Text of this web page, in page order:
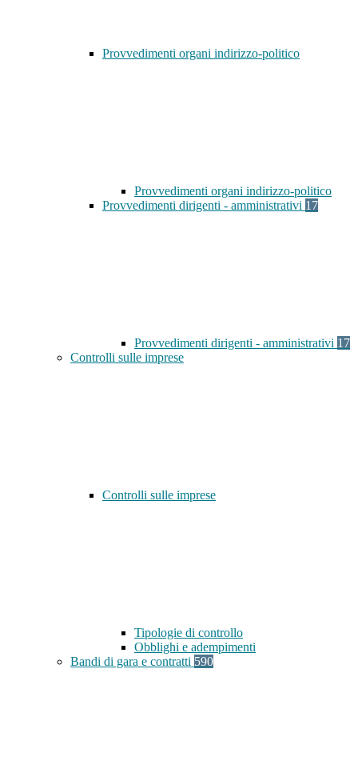
Provvedimenti organi indirizzo-politico
Provvedimenti organi indirizzo-politico
Provvedimenti dirigenti - amministrativi 17
Provvedimenti dirigenti - amministrativi 17
Controlli sulle imprese
Controlli sulle imprese
Tipologie di controllo
Obblighi e adempimenti
Bandi di gara e contratti 590